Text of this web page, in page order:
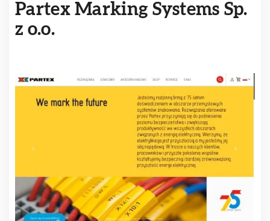
Partex Marking Systems Sp.
z o.o.